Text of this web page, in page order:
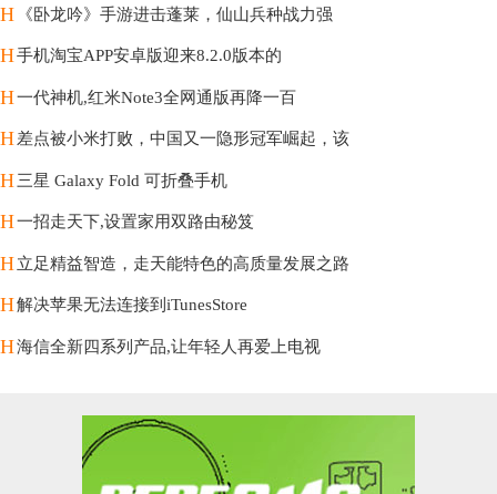
H 《卧龙吟》手游进击蓬莱，仙山兵种战力强
H手机淘宝APP安卓版迎来8.2.0版本的
H一代神机,红米Note3全网通版再降一百
H差点被小米打败，中国又一隐形冠军崛起，该
H三星 Galaxy Fold 可折叠手机
H一招走天下,设置家用双路由秘笈
H立足精益智造，走天能特色的高质量发展之路
H解决苹果无法连接到iTunesStore
H海信全新四系列产品,让年轻人再爱上电视